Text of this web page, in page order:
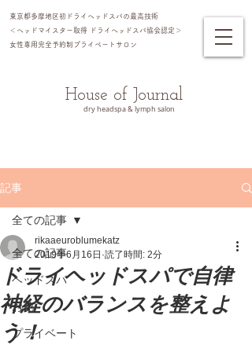
dry headspa & lymph salon
House of Journal
東京都多摩地区初ドライヘッドスパの最高技術
＜ヘッドマイスター​取得 ドライヘッドスパ協会認定＞
女性専用完全予約制プライベートサロン​
記事
全ての記事
ヘッドスパ
お花
プライベート
全ての記事
ドライヘッドスパで自律
神経のバランスを整えよ
う！
rikaaeuroblumekatz
2019年6月16日 読了時間: 2分